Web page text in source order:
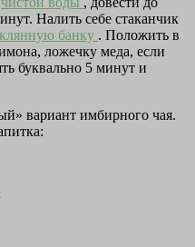
Налить себе стаканчик
банку . Положить в
ложечку меда, если
буквально 5 минут и
вариант имбирного чая.